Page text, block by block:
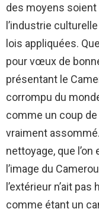
des moyens soient
l’industrie
lois appliquées.
pour vœux de
présentant le
corrompu du
comme un coup de
vraiment
nettoyage, que
l’image du
l’extérieur n’ait
comme étant un